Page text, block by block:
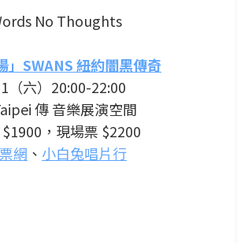
No Thoughts
」SWANS 紐約闇黑傳奇
（六）20:00-22:00
傳 音樂展演空間
，現場票 $2200
網 、 小白兔唱片行